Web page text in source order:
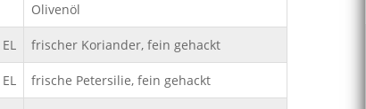
Olivenöl
EL frischer Koriander, fein gehackt
EL frische Petersilie, fein gehackt